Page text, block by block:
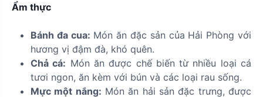
Ẩm thực
Bánh đa cua: Món ăn đặc sản của Hải Phòng với
hương vị đậm đà, khó quên.
Chả cá: Món ăn được chế biến từ nhiều loại cá
tươi ngon, ăn kèm với bún và các loại rau sống.
Mực một nắng: Món ăn hải sản đặc trưng, được